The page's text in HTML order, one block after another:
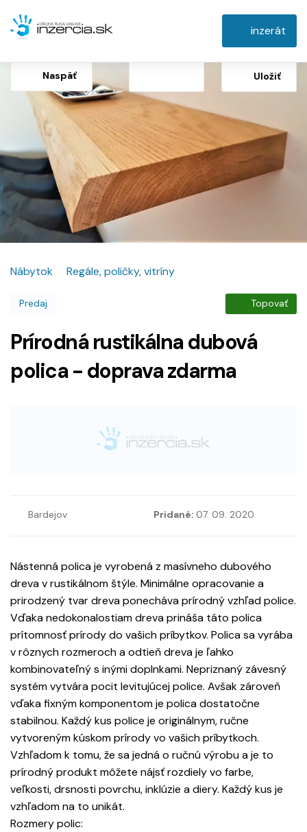
inzerát
Naspäť Uložiť
Nábytok Regále, poličky, vitríny
Predaj Topovať
Prírodná rustikálna dubová
polica - doprava zdarma
Bardejov Pridané: 07. 09. 2020
Nástenná polica je vyrobená z masívneho dubového
dreva v rustikálnom štýle. Minimálne opracovanie a
prirodzený tvar dreva ponecháva prírodný vzhľad police.
Vďaka nedokonalostiam dreva prináša táto polica
prítomnosť prírody do vašich príbytkov. Polica sa vyrába
v rôznych rozmeroch a odtieň dreva je ľahko
kombinovateľný s inými doplnkami. Nepriznaný závesný
systém vytvára pocit levitujúcej police. Avšak zároveň
vďaka fixným komponentom je polica dostatočne
stabilnou. Každý kus police je originálnym, ručne
vytvoreným kúskom prírody vo vašich príbytkoch.
Vzhľadom k tomu, že sa jedná o ručnú výrobu a je to
prírodný produkt môžete nájsť rozdiely vo farbe,
veľkosti, drsnosti povrchu, inklúzie a diery. Každý kus je
vzhľadom na to unikát.
Rozmery polic: